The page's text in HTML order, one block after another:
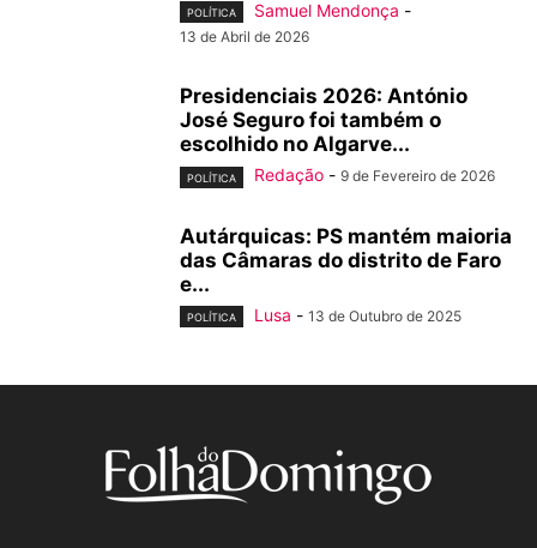
POLÍTICA Samuel Mendonça -
13 de Abril de 2026
Presidenciais 2026: António
José Seguro foi também o
escolhido no Algarve...
POLÍTICA Redação - 9 de Fevereiro de 2026
Autárquicas: PS mantém maioria
das Câmaras do distrito de Faro
e...
POLÍTICA Lusa - 13 de Outubro de 2025